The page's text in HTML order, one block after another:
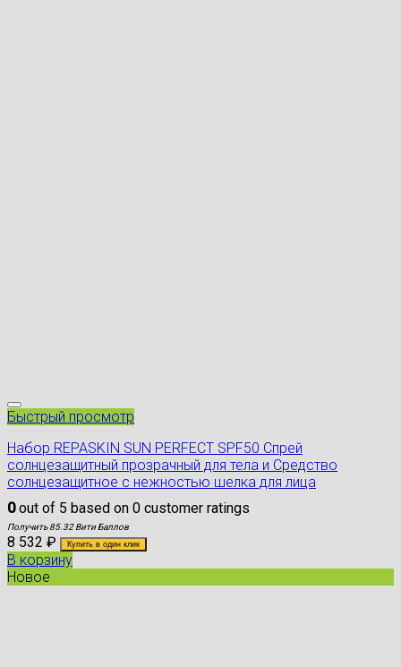
Быстрый просмотр
Набор REPASKIN SUN PERFECT SPF50 Спрей
солнцезащитный прозрачный для тела и Средство
солнцезащитное с нежностью шелка для лица
0out of 5 based on 0 customer ratings
Получить 85.32 Вити Баллов
8 532 ₽ Купить в один клик
В корзину
Новое